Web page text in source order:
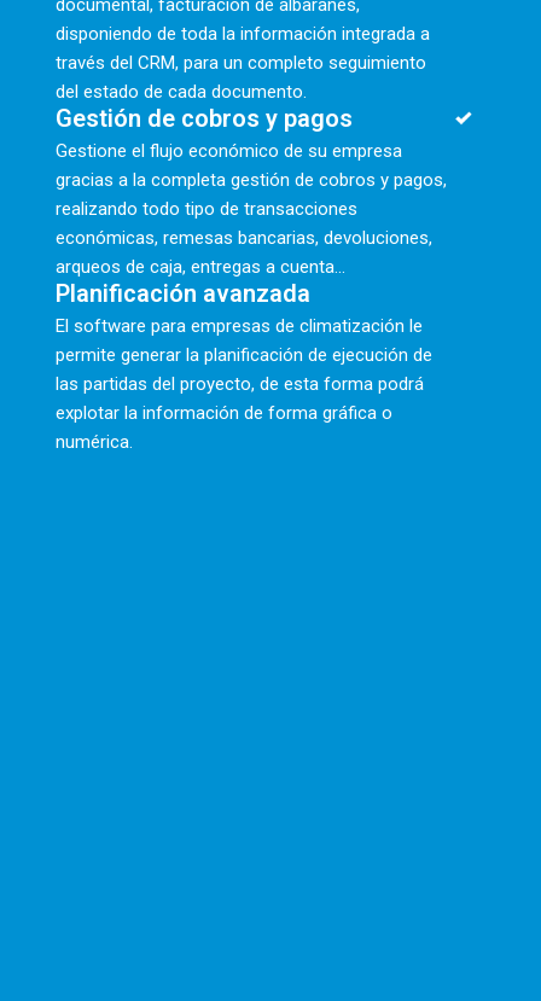
documental, facturación de albaranes,
disponiendo de toda la información integrada a
través del CRM, para un completo seguimiento
del estado de cada documento.
Gestión de cobros y pagos
Gestione el flujo económico de su empresa
gracias a la completa gestión de cobros y pagos,
realizando todo tipo de transacciones
económicas, remesas bancarias, devoluciones,
arqueos de caja, entregas a cuenta...
Planificación avanzada
El software para empresas de climatización le
permite generar la planificación de ejecución de
las partidas del proyecto, de esta forma podrá
explotar la información de forma gráfica o
numérica.